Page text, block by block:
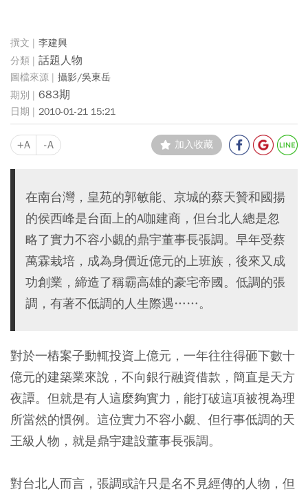
李建興
話題人物
攝影/吳東岳
683期
2010-01-21 15:21
+A -A 加入收藏
在南台灣，皇苑的郭敏能、京城的蔡天贊和國揚
的侯西峰是台面上的A咖建商，但台北人總是忽
略了實力不容小覷的鼎宇董事長張調。早年受蔡
萬霖栽培，成為身價近億元的上班族，後來又成
功創業，締造了稱霸高雄的豪宅帝國。低調的張
調，有著不低調的人生際遇……。
對於一樁案子動輒投資上億元，一年往往得砸下數十
億元的建築業來說，不向銀行融資借款，簡直是天方
夜譚。但就是有人這麼夠實力，能打破這項被視為理
所當然的慣例。這位實力不容小覷、但行事低調的天
王級人物，就是鼎宇建設董事長張調。
對台北人而言，張調或許只是名不見經傳的人物，但